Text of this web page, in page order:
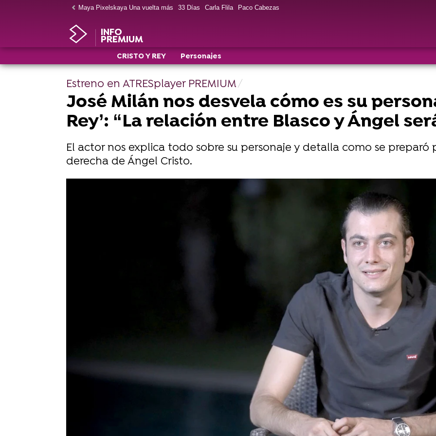
Maya Pixelskaya Una vuelta más 33 Días Carla Flila Paco Cabezas
INFO
PREMIUM
CRISTO Y REY Personajes
Estreno en ATRESplayer PREMIUM
José Milán nos desvela cómo es su
Rey’: “La relación entre Blasco y Ángel
El actor nos explica todo sobre su personaje y detalla como se
derecha de Ángel Cristo.
07 de enero de 2023, 12:12
WhatsappFacebook
Twitter
15 de enerollega aATRESplayer PREMIUM
uno de los
estrenos más esperados de 2023. ‘
Cristo y Rey ’ es el primer gran
estreno de la plataforma de Atresmedia y su expectación es máxima.